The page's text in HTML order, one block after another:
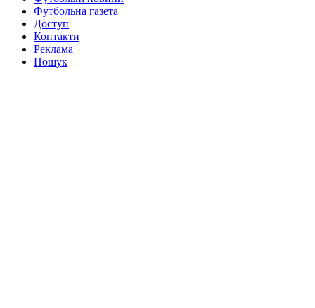
Футбольна газета
Доступ
Контакти
Реклама
Пошук